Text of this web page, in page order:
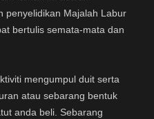
penyelidikan Majalah Labur
bertulis semata-mata dan
mengumpul duit serta
atau sebarang bentuk
anda beli. Sebarang